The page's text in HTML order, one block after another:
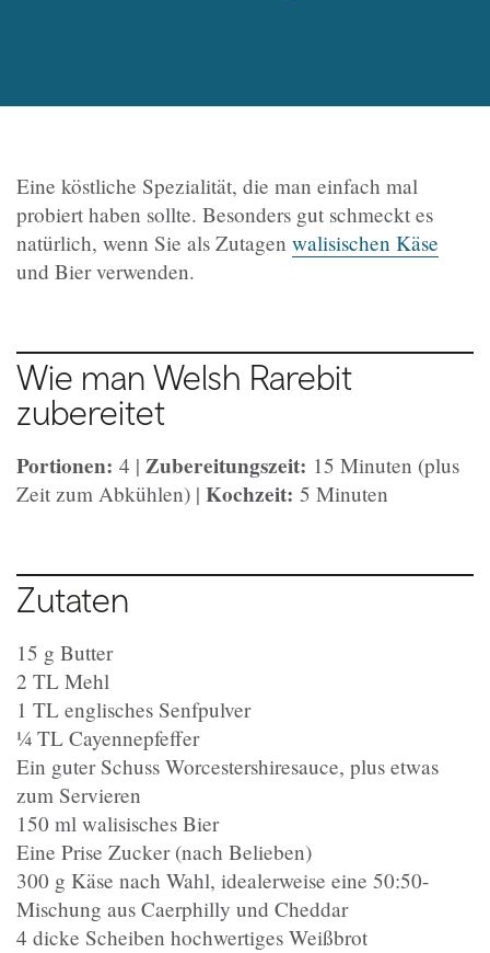
Eine köstliche Spezialität, die man einfach mal
probiert haben sollte. Besonders gut schmeckt es
natürlich, wenn Sie als Zutagen walisischen Käse
und Bier verwenden.
Wie man Welsh Rarebit
zubereitet
Portionen: 4 | Zubereitungszeit: 15 Minuten (plus
Zeit zum Abkühlen) | Kochzeit: 5 Minuten
Zutaten
15 g Butter
2 TL Mehl
1 TL englisches Senfpulver
¼ TL Cayennepfeffer
Ein guter Schuss Worcestershiresauce, plus etwas
zum Servieren
150 ml walisisches Bier
Eine Prise Zucker (nach Belieben)
300 g Käse nach Wahl, idealerweise eine 50:50-
Mischung aus Caerphilly und Cheddar
4 dicke Scheiben hochwertiges Weißbrot